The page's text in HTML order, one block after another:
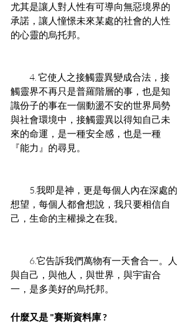
尤其是讓人對人性有可導向無惡境界的
承諾，讓人憧憬未來某處的社會的人性
的心靈的烏托邦。
4. 它使人之接觸靈異變成合法，接
觸靈界不再只是普羅階層的事，也是知
識份子的事在一個動盪不安的世界局勢
與社會環境中，接觸靈異以得知自己未
來的命運，是一種安全感，也是一種
『能力』的尋見。
5.我即是神，更是每個人內在深處的
想望，每個人都會想說，我只要相信自
己，生命的主權操之在我。
6.它告訴我們萬物有一天會合一。人
與自己，與他人，與世界，與宇宙合
一，是多美好的烏托邦。
什麼又是 "賽斯資料庫 ?